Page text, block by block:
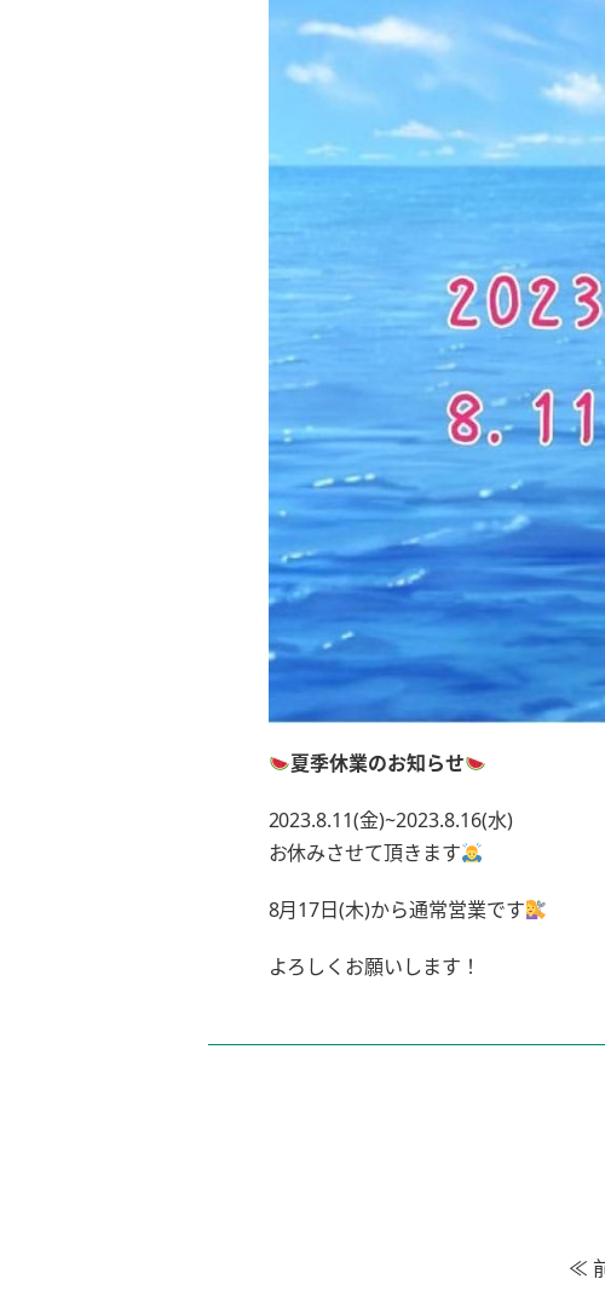
夏季休業のお知らせ
2023.8.11(金)~2023.8.16(水)
お休みさせて頂きます
8月17日(木)から通常営業です
よろしくお願いします！
≪